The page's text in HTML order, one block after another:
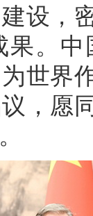
设，
果。
世界
，愿